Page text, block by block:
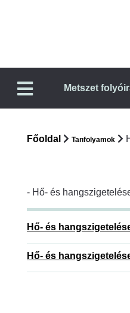
Metszet
Főoldal Tanfolyamok
- Hő- és
Hő- és
Hő- és